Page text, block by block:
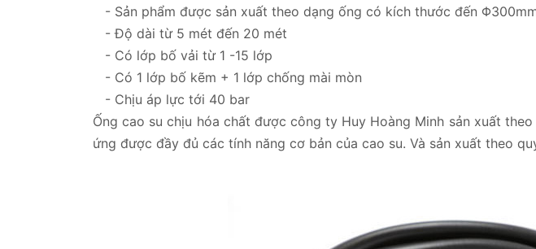
- Sản phẩm được sản xuất theo dạng ống có kích thước đến
- Độ dài từ 5 mét đến 20 mét
- Có lớp bố vải từ 1 -15 lớp
- Có 1 lớp bố kẽm + 1 lớp chống mài mòn
- Chịu áp lực tới 40 bar
Ống cao su chịu hóa chất được công ty Huy Hoàng Minh sản xuất
ứng được đầy đủ các tính năng cơ bản của cao su. Và sản xuất theo